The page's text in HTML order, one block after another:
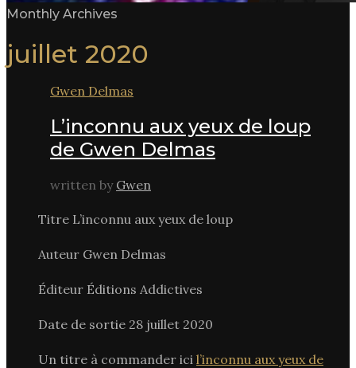
Monthly Archives
juillet 2020
Gwen Delmas
L’inconnu aux yeux de loup
de Gwen Delmas
written by Gwen
Titre L’inconnu aux yeux de loup
Auteur Gwen Delmas
Éditeur Éditions Addictives
Date de sortie 28 juillet 2020
Un titre à commander ici l’inconnu aux yeux de